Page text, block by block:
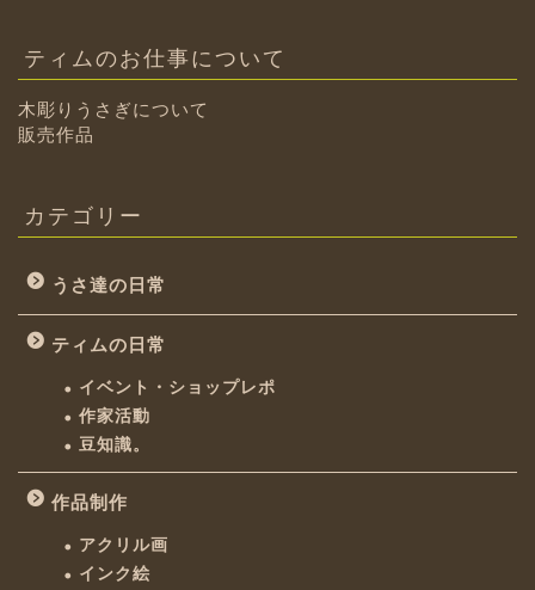
ティムのお仕事について
木彫りうさぎについて
販売作品
カテゴリー
うさ達の日常
ティムの日常
イベント・ショップレポ
作家活動
豆知識。
作品制作
アクリル画
インク絵